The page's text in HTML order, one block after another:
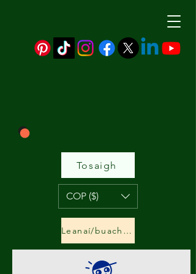
Leanaí/buachaillí&amp;cailíní
Tosaigh
COP ($)